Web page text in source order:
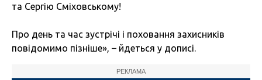
та Сергію Сміховському!
Про день та час зустрічі і поховання захисників
повідомимо пізніше», – йдеться у дописі.
РЕКЛАМА